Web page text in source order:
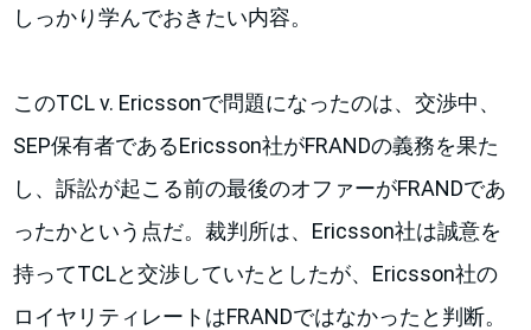
しっかり学んでおきたい内容。
このTCL v. Ericssonで問題になったのは、交渉中、
SEP保有者であるEricsson社がFRANDの義務を果た
し、訴訟が起こる前の最後のオファーがFRANDであ
ったかという点だ。裁判所は、Ericsson社は誠意を
持ってTCLと交渉していたとしたが、Ericsson社の
ロイヤリティレートはFRANDではなかったと判断。